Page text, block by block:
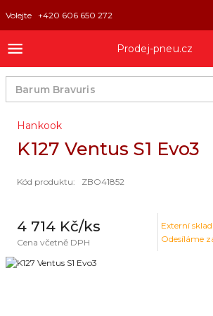
Volejte +420 606 650 272
Prodej-pneu.cz
Hankook
K127 Ventus S1 Evo3
Kód produktu: ZBO41852
4 714 Kč/ks
Cena včetně DPH
Externí sklad
Odesíláme